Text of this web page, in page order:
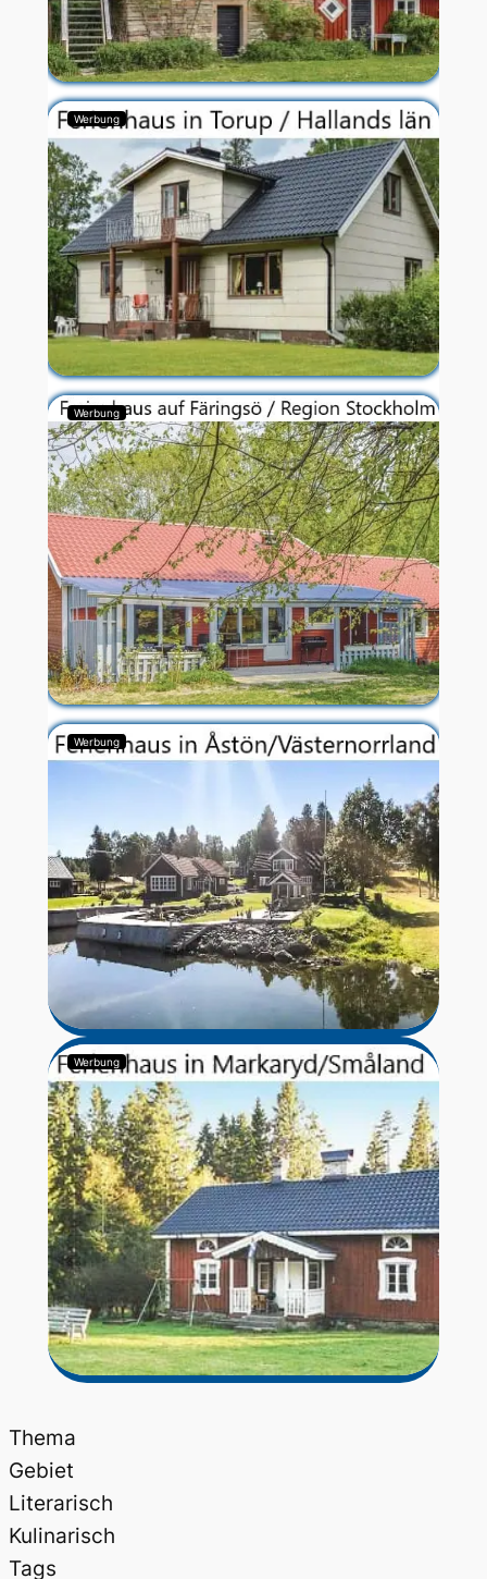
Werbung
Werbung
Werbung
Werbung
Thema
Gebiet
Literarisch
Kulinarisch
Tags